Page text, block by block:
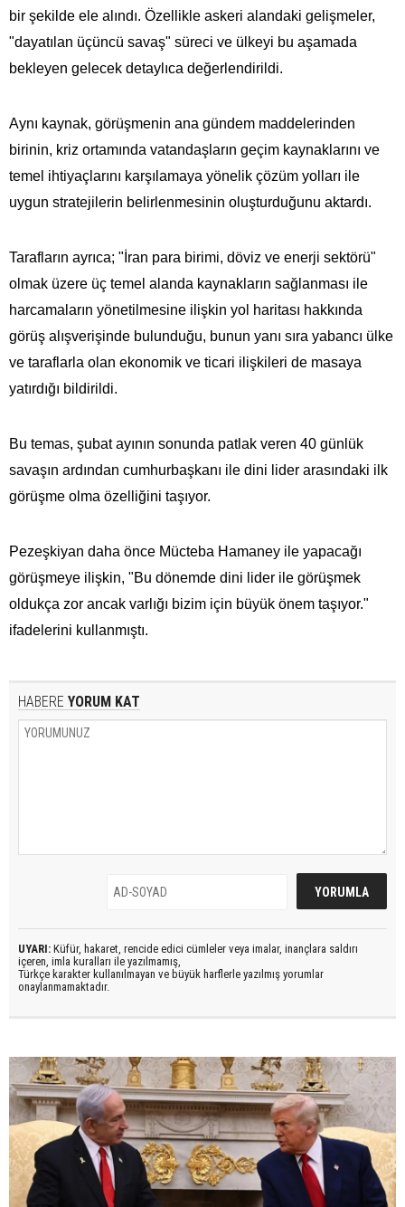
bir şekilde ele alındı. Özellikle askeri alandaki gelişmeler,
"dayatılan üçüncü savaş" süreci ve ülkeyi bu aşamada
bekleyen gelecek detaylıca değerlendirildi.
Aynı kaynak, görüşmenin ana gündem maddelerinden
birinin, kriz ortamında vatandaşların geçim kaynaklarını ve
temel ihtiyaçlarını karşılamaya yönelik çözüm yolları ile
uygun stratejilerin belirlenmesinin oluşturduğunu aktardı.
Tarafların ayrıca; "İran para birimi, döviz ve enerji sektörü"
olmak üzere üç temel alanda kaynakların sağlanması ile
harcamaların yönetilmesine ilişkin yol haritası hakkında
görüş alışverişinde bulunduğu, bunun yanı sıra yabancı ülke
ve taraflarla olan ekonomik ve ticari ilişkileri de masaya
yatırdığı bildirildi.
Bu temas, şubat ayının sonunda patlak veren 40 günlük
savaşın ardından cumhurbaşkanı ile dini lider arasındaki ilk
görüşme olma özelliğini taşıyor.
Pezeşkiyan daha önce Mücteba Hamaney ile yapacağı
görüşmeye ilişkin, "Bu dönemde dini lider ile görüşmek
oldukça zor ancak varlığı bizim için büyük önem taşıyor."
ifadelerini kullanmıştı.
HABERE YORUM KAT
UYARI: Küfür, hakaret, rencide edici cümleler veya imalar, inançlara saldırı
içeren, imla kuralları ile yazılmamış,
Türkçe karakter kullanılmayan ve büyük harflerle yazılmış yorumlar
onaylanmamaktadır.